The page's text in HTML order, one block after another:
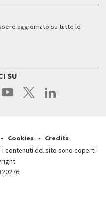
aggiornato su tutte le
SU
Cookies
Credits
i contenuti del sito sono coperti